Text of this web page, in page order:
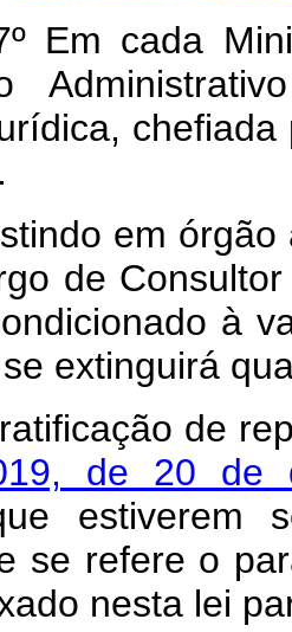
Em cada
em órgão a
de
à
extinguirá
de
de 20 de
estiverem
se refere o
nesta lei